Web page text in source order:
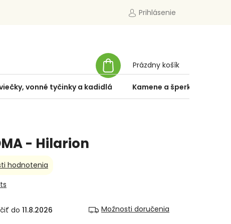
Prihlásenie
KOŠÍK
Prázdny košík
vonné tyčinky a kadidlá Kamene a šperky
- Hilarion
11.8.2026 Možnosti doručenia
hodnotenia